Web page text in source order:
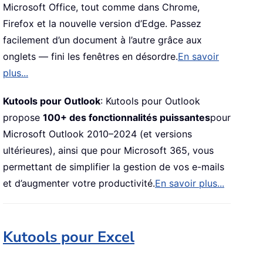
Microsoft Office, tout comme dans Chrome,
Firefox et la nouvelle version d’Edge. Passez
facilement d’un document à l’autre grâce aux
onglets — fini les fenêtres en désordre.En savoir
plus...
Kutools pour Outlook: Kutools pour Outlook
propose 100+ des fonctionnalités puissantespour
Microsoft Outlook 2010–2024 (et versions
ultérieures), ainsi que pour Microsoft 365, vous
permettant de simplifier la gestion de vos e-mails
et d’augmenter votre productivité.En savoir plus...
Kutools pour Excel